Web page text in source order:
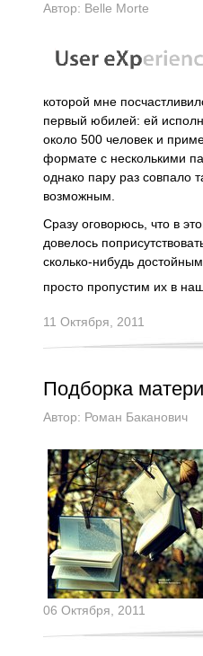
Автор: Belle Morte
которой мне
первый юбилей: ей
около 500 человек и
формате с несколькими
однако пару раз совпало
возможным.
Сразу оговорюсь, что в
довелось
сколько-нибудь
просто пропустим их в
11 Октября, 2011
Подборка
Автор: Роман Баканович
06 Октября, 2011